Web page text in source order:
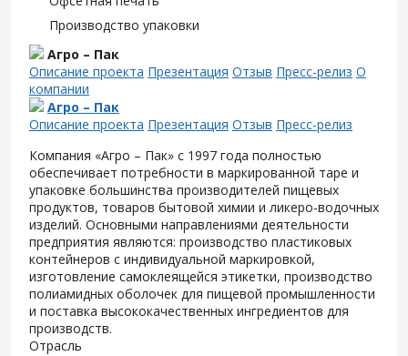
Производство упаковки
Агро – Пак
Описание проекта Презентация Отзыв Пресс-релиз О
компании
Агро – Пак
Описание проекта Презентация Отзыв Пресс-релиз
Компания «Агро – Пак» с 1997 года полностью
обеспечивает потребности в маркированной таре и
упаковке большинства производителей пищевых
продуктов, товаров бытовой химии и ликеро-водочных
изделий. Основными направлениями деятельности
предприятия являются: производство пластиковых
контейнеров с индивидуальной маркировкой,
изготовление самоклеящейся этикетки, производство
полиамидных оболочек для пищевой промышленности
и поставка высококачественных ингредиентов для
производств.
Отрасль